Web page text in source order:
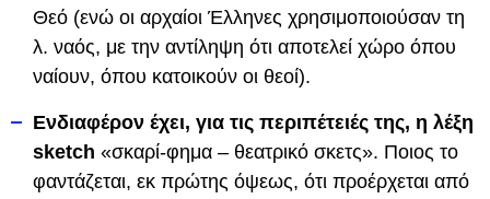
Θεό (ενώ οι αρχαίοι Έλληνες χρησιμοποιούσαν τη
λ. ναός, με την αντίληψη ότι αποτελεί χώρο όπου
ναίουν, όπου κατοικούν οι θεοί).
Ενδιαφέρον έχει, για τις περιπέτειές της, η λέξη
sketch «σκαρί-φημα – θεατρικό σκετς». Ποιος το
φαντάζεται, εκ πρώτης όψεως, ότι προέρχεται από